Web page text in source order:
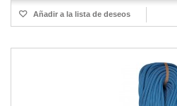
Añadir a la lista de deseos